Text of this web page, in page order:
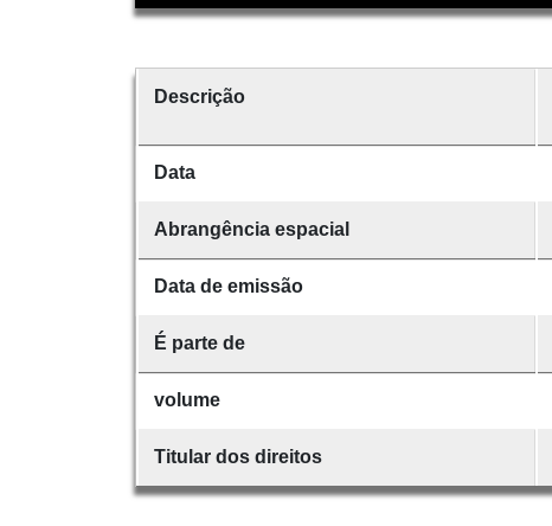
Descrição
Data
Abrangência espacial
Data de emissão
É parte de
volume
Titular dos direitos